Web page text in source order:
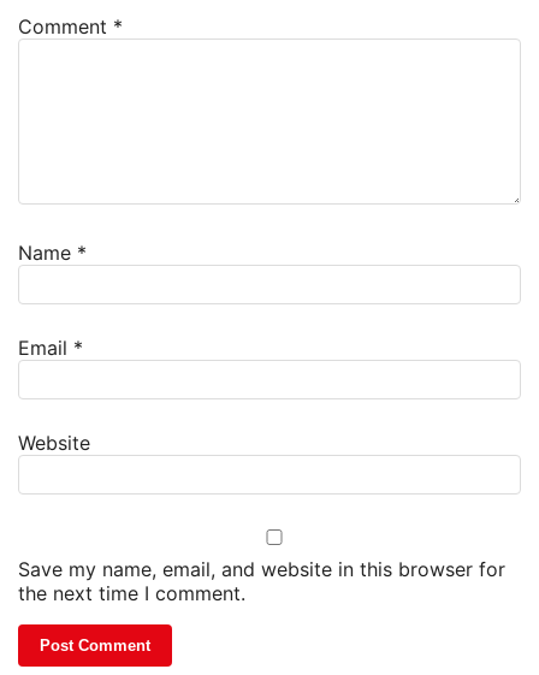
Comment *
Name *
Email *
Website
Save my name, email, and website in this browser for
the next time I comment.